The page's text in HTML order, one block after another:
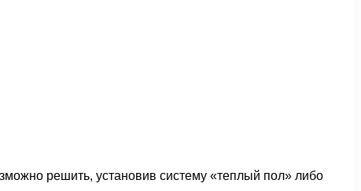
решить, установив систему «теплый пол» либо